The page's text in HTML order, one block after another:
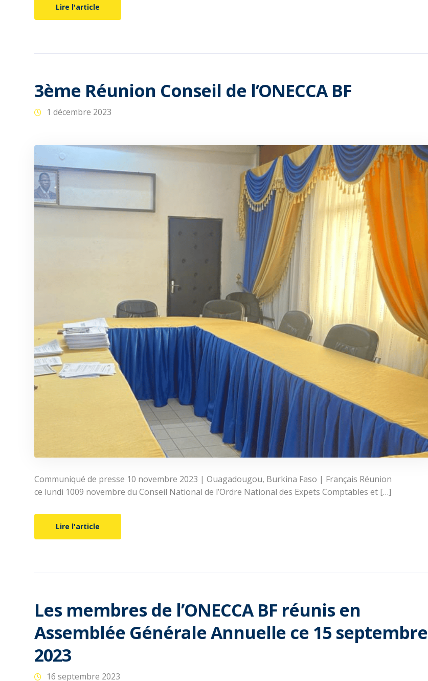
Lire l'article
3ème Réunion Conseil de l’ONECCA BF
1 décembre 2023
Communiqué de presse 10 novembre 2023 | Ouagadougou, Burkina Faso | Français Réunion
ce lundi 1009 novembre du Conseil National de l’Ordre National des Expets Comptables et […]
Lire l'article
Les membres de l’ONECCA BF réunis en
Assemblée Générale Annuelle ce 15 septembre
2023
16 septembre 2023